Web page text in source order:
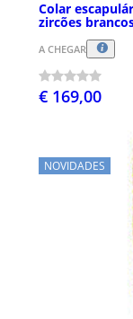
Colar
zircões
A CHEGAR
€ 169,00
NOVIDADES